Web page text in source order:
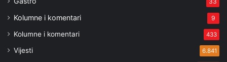
Kolumne i komentari 9
Kolumne i komentari 433
Vijesti 6.841